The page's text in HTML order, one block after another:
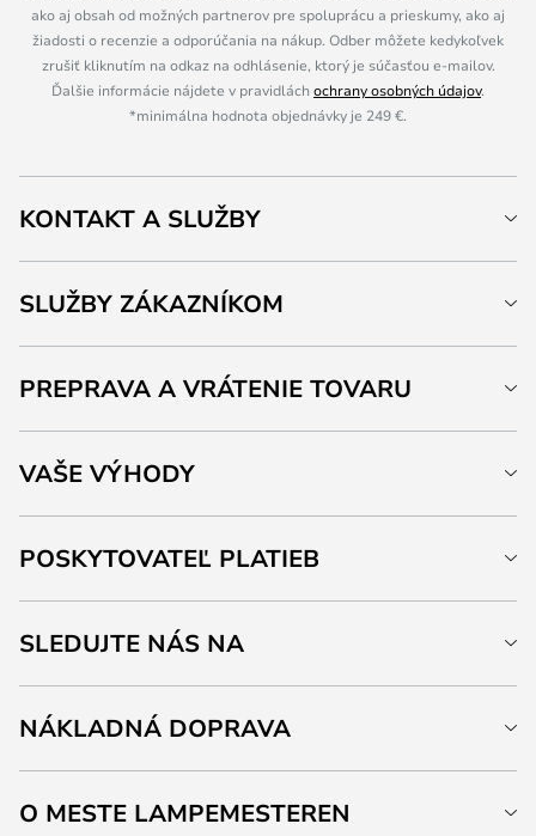
ako aj obsah od možných partnerov pre spoluprácu a prieskumy, ako aj
žiadosti o recenzie a odporúčania na nákup. Odber môžete kedykoľvek
zrušiť kliknutím na odkaz na odhlásenie, ktorý je súčasťou e-mailov.
Ďalšie informácie nájdete v pravidláchochrany osobných údajov.
*minimálna hodnota objednávky je 249 €.
KONTAKT A SLUŽBY
SLUŽBY ZÁKAZNÍKOM
PREPRAVA A VRÁTENIE TOVARU
VAŠE VÝHODY
POSKYTOVATEĽ PLATIEB
SLEDUJTE NÁS NA
NÁKLADNÁ DOPRAVA
O MESTE LAMPEMESTEREN